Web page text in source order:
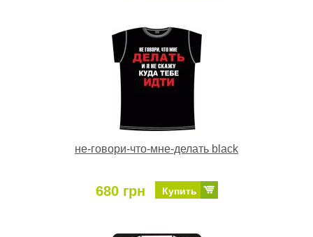
не-говори-что-мне-делать black
680 грн Купить